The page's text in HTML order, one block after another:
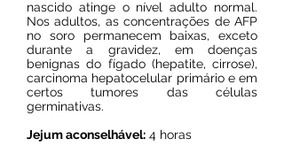
nascido atinge o nível adulto normal.
Nos adultos, as concentrações de AFP
no soro permanecem baixas, exceto
durante a gravidez, em doenças
benignas do fígado (hepatite, cirrose),
carcinoma hepatocelular primário e em
certos tumores das células
germinativas.
Jejum aconselhável: 4 horas